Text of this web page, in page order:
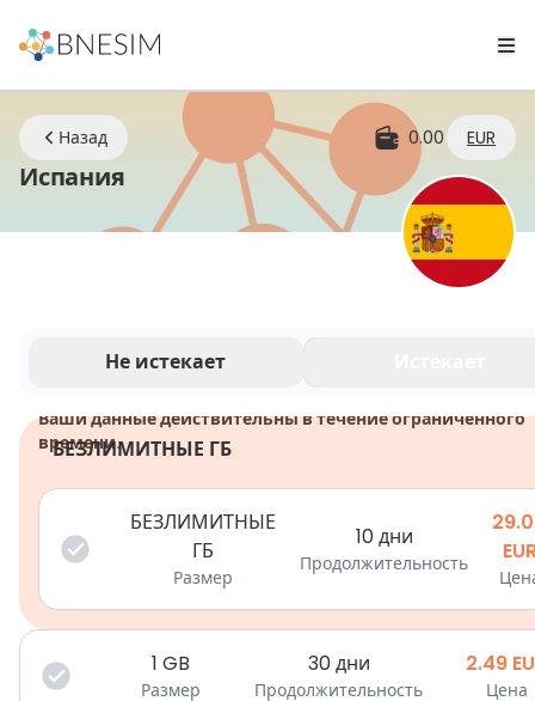
Назад 0.00 EUR
ИспанияeSIM | Оставайтесь на связи
Не истекает
Ваши данные действительны в течение ограниченного
времени.
БЕЗЛИМИТНЫЕ ГБ
БЕЗЛИМИТНЫЕ
ГБ
Размер
10 дни
Продолжительность
1 GB
Размер
30 дни
Продолжительность
2.49
Цена